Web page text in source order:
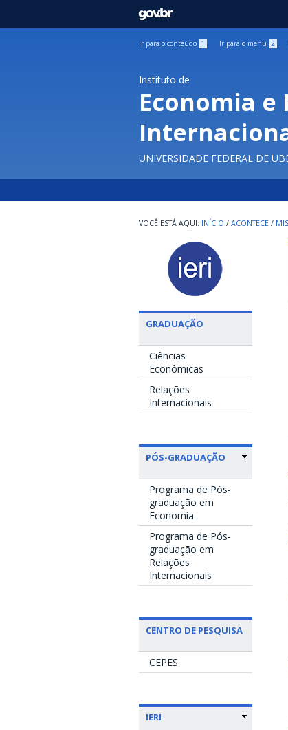
GOVBR
Ir para o conteúdo 1 Ir para o menu 2
Instituto de
Economia e
UNIVERSIDADE FEDERAL DE
INÍCIO / ACONTECE /
GRADUAÇÃO
Ciências
Econômicas
Relações
Internacionais
PÓS-GRADUAÇÃO
Programa de Pós-
graduação em
Economia
Programa de Pós-
graduação em
Relações
Internacionais
CENTRO DE PESQUISA
CEPES
IERI